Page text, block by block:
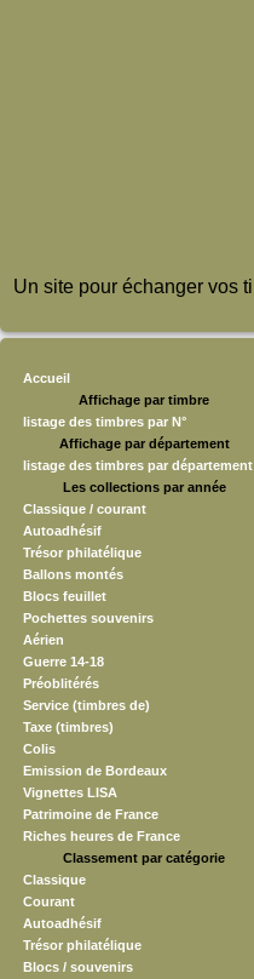
Un site pour échanger vos
Accueil
Affichage par timbre
listage des timbres par N°
Affichage par département
listage des timbres par département
Les collections par année
Classique / courant
Autoadhésif
Trésor philatélique
Ballons montés
Blocs feuillet
Pochettes souvenirs
Aérien
Guerre 14-18
Préoblitérés
Service (timbres de)
Taxe (timbres)
Colis
Emission de Bordeaux
Vignettes LISA
Patrimoine de France
Riches heures de France
Classement par catégorie
Classique
Courant
Autoadhésif
Trésor philatélique
Blocs / souvenirs